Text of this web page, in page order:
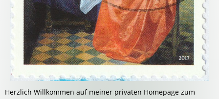
Herzlich Willkommen auf meiner privaten Homepage zum